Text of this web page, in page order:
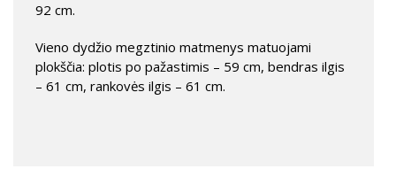
92 cm.
Vieno dydžio megztinio matmenys matuojami
plokščia: plotis po pažastimis – 59 cm, bendras ilgis
– 61 cm, rankovės ilgis – 61 cm.